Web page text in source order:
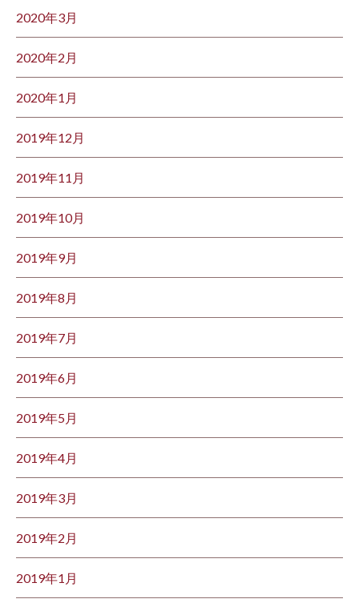
2020年3月
2020年2月
2020年1月
2019年12月
2019年11月
2019年10月
2019年9月
2019年8月
2019年7月
2019年6月
2019年5月
2019年4月
2019年3月
2019年2月
2019年1月